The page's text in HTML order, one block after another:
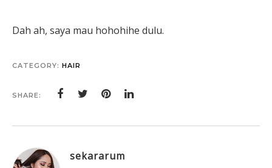
Dah ah, saya mau hohohihe dulu.
CATEGORY: HAIR
SHARE:
sekararum